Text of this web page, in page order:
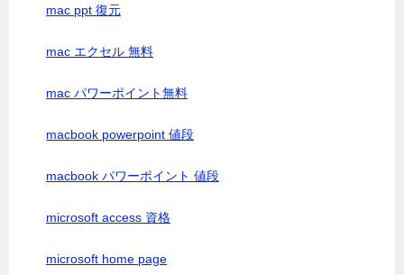
mac ppt 復元
mac エクセル 無料
mac パワーポイント無料
macbook powerpoint 値段
macbook パワーポイント 値段
microsoft access 資格
microsoft home page